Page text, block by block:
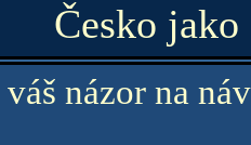
Česko jako
názor na